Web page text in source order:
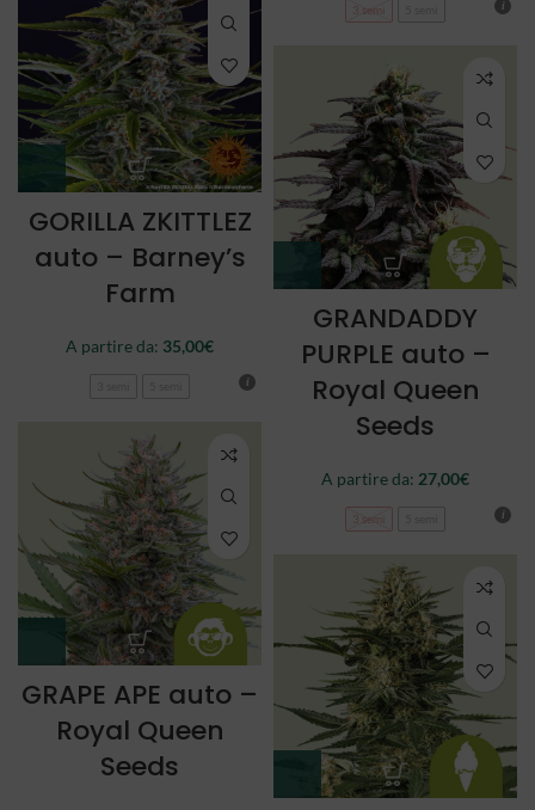
3 semi
GORILLA ZKITTLEZ
auto – Barney’s
Farm
A partire da: 35,00€
GRANDADDY
PURPLE auto –
Royal Queen
Seeds
A partire da: 27,00€
3 semi
GRAPE APE auto –
Royal Queen
Seeds